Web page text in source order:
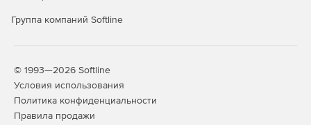
управления проектами.
Автоматизированное создание наименований и
шифров различных видов документов на базе
системных справочников и принятых стандартов.
Группа компаний Softline
© 1993—2026 Softline
Условия использования
Политика конфиденциальности
Правила продажи